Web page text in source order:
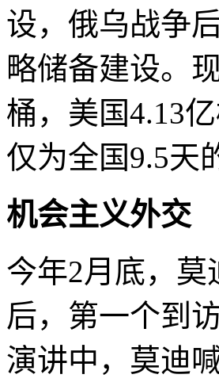
设，俄乌战争
略储备建设。
桶，美国4.13
仅为全国9.5天
机会主义外交
今年2月底，
后，第一个到
演讲中，莫迪